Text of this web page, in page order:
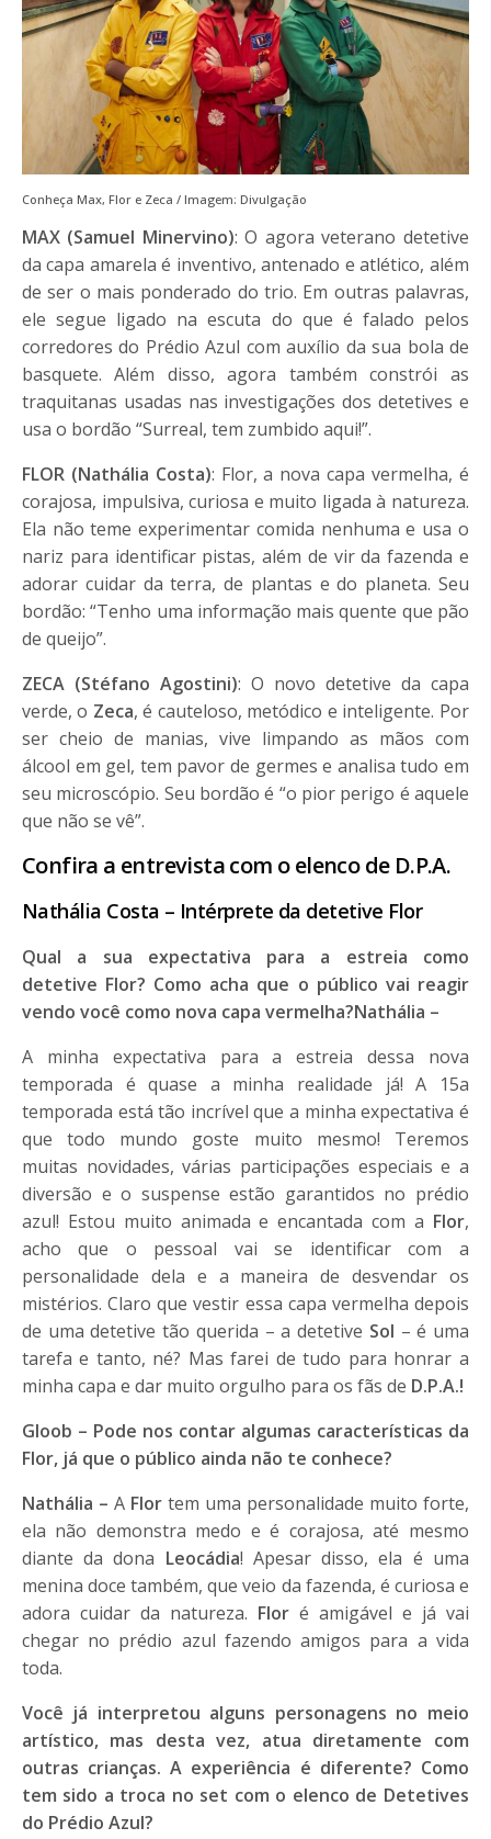
Conheça Max, Flor e Zeca / Imagem: Divulgação
MAX (Samuel Minervino): O agora veterano detetive
da capa amarela é inventivo, antenado e atlético, além
de ser o mais ponderado do trio. Em outras palavras,
ele segue ligado na escuta do que é falado pelos
corredores do Prédio Azul com auxílio da sua bola de
basquete. Além disso, agora também constrói as
traquitanas usadas nas investigações dos detetives e
usa o bordão “Surreal, tem zumbido aqui!”.
FLOR (Nathália Costa): Flor, a nova capa vermelha, é
corajosa, impulsiva, curiosa e muito ligada à natureza.
Ela não teme experimentar comida nenhuma e usa o
nariz para identificar pistas, além de vir da fazenda e
adorar cuidar da terra, de plantas e do planeta. Seu
bordão: “Tenho uma informação mais quente que pão
de queijo”.
ZECA (Stéfano Agostini): O novo detetive da capa
verde, o Zeca, é cauteloso, metódico e inteligente. Por
ser cheio de manias, vive limpando as mãos com
álcool em gel, tem pavor de germes e analisa tudo em
seu microscópio. Seu bordão é “o pior perigo é aquele
que não se vê”.
Confira a entrevista com o elenco de D.P.A.
Nathália Costa – Intérprete da detetive Flor
Qual a sua expectativa para a estreia como
detetive Flor? Como acha que o público vai reagir
vendo você como nova capa vermelha?Nathália –
A minha expectativa para a estreia dessa nova
temporada é quase a minha realidade já! A 15a
temporada está tão incrível que a minha expectativa é
que todo mundo goste muito mesmo! Teremos
muitas novidades, várias participações especiais e a
diversão e o suspense estão garantidos no prédio
azul! Estou muito animada e encantada com a Flor,
acho que o pessoal vai se identificar com a
personalidade dela e a maneira de desvendar os
mistérios. Claro que vestir essa capa vermelha depois
de uma detetive tão querida – a detetive Sol – é uma
tarefa e tanto, né? Mas farei de tudo para honrar a
minha capa e dar muito orgulho para os fãs de D.P.A.!
Gloob – Pode nos contar algumas características da
Flor, já que o público ainda não te conhece?
Nathália – A Flor tem uma personalidade muito forte,
ela não demonstra medo e é corajosa, até mesmo
diante da dona Leocádia! Apesar disso, ela é uma
menina doce também, que veio da fazenda, é curiosa e
adora cuidar da natureza. Flor é amigável e já vai
chegar no prédio azul fazendo amigos para a vida
toda.
Você já interpretou alguns personagens no meio
artístico, mas desta vez, atua diretamente com
outras crianças. A experiência é diferente? Como
tem sido a troca no set com o elenco de Detetives
do Prédio Azul?